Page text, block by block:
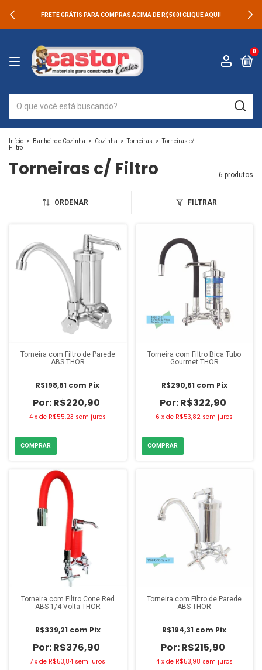
FRETE GRÁTIS PARA COMPRAS ACIMA DE R$500! CLIQUE AQUI!
0
Início > Banheiro e Cozinha > Cozinha > Torneiras > Torneiras c/
Filtro
Torneiras c/ Filtro 6 produtos
ORDENAR FILTRAR
Torneira com Filtro de Parede
ABS THOR
R$220,90
R$198,81 com Pix
4 xde R$55,23 sem juros
Torneira com Filtro Bica Tubo
Gourmet THOR
R$322,90
R$290,61 com Pix
6 xde R$53,82 sem juros
Torneira com Filtro Cone Red
ABS 1/4 Volta THOR
R$376,90
R$339,21 com Pix
7 xde R$53,84 sem juros
Torneira com Filtro de Parede
ABS THOR
R$215,90
R$194,31 com Pix
4 x de R$53,98 sem juros